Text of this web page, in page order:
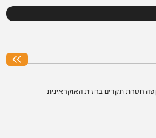
חסרת תקדים בחזית האוקראינית